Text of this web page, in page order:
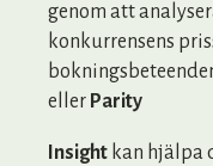
genom att
konkurrensens
eller Parity
Insight kan hjälpa